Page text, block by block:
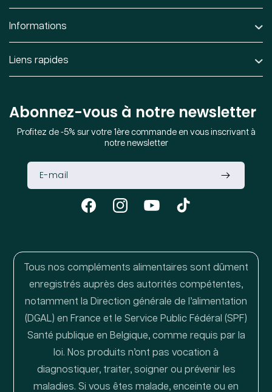
Informations
Liens rapides
Abonnez-vous à notre newsletter
Profitez de -5% sur votre 1ère commande en vous inscrivant à
notre newsletter
FacebookInstagramYouTube TikTok
Tous nos compléments alimentaires sont dûment
enregistrés auprès des autorités compétentes,
notamment la Direction générale de l’alimentation
(DGAL) en France et le Service Public Fédéral (SPF)
Santé publique en Belgique, comme requis par la
loi. Nos produits n’ont pas vocation à
diagnostiquer, traiter, soigner ou prévenir les
maladies. Si vous êtes malade, enceinte ou en